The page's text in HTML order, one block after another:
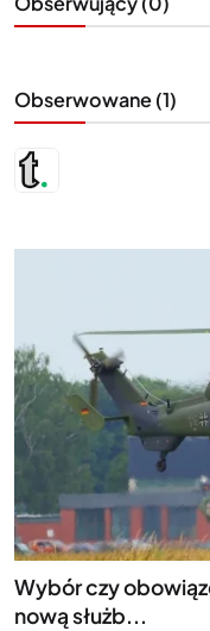
Obserwowane (1)
Wybór czy
nową służb...